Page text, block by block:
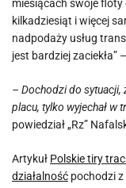
miesiącach swoje
kilkadziesiąt i więcej
nadpodaży usług
jest bardziej zaciekła”
– Dochodzi do sytuacji,
placu, tylko wyjechał w
powiedział „Rz”
Artykuł Polskie tiry
działalność pochodzi